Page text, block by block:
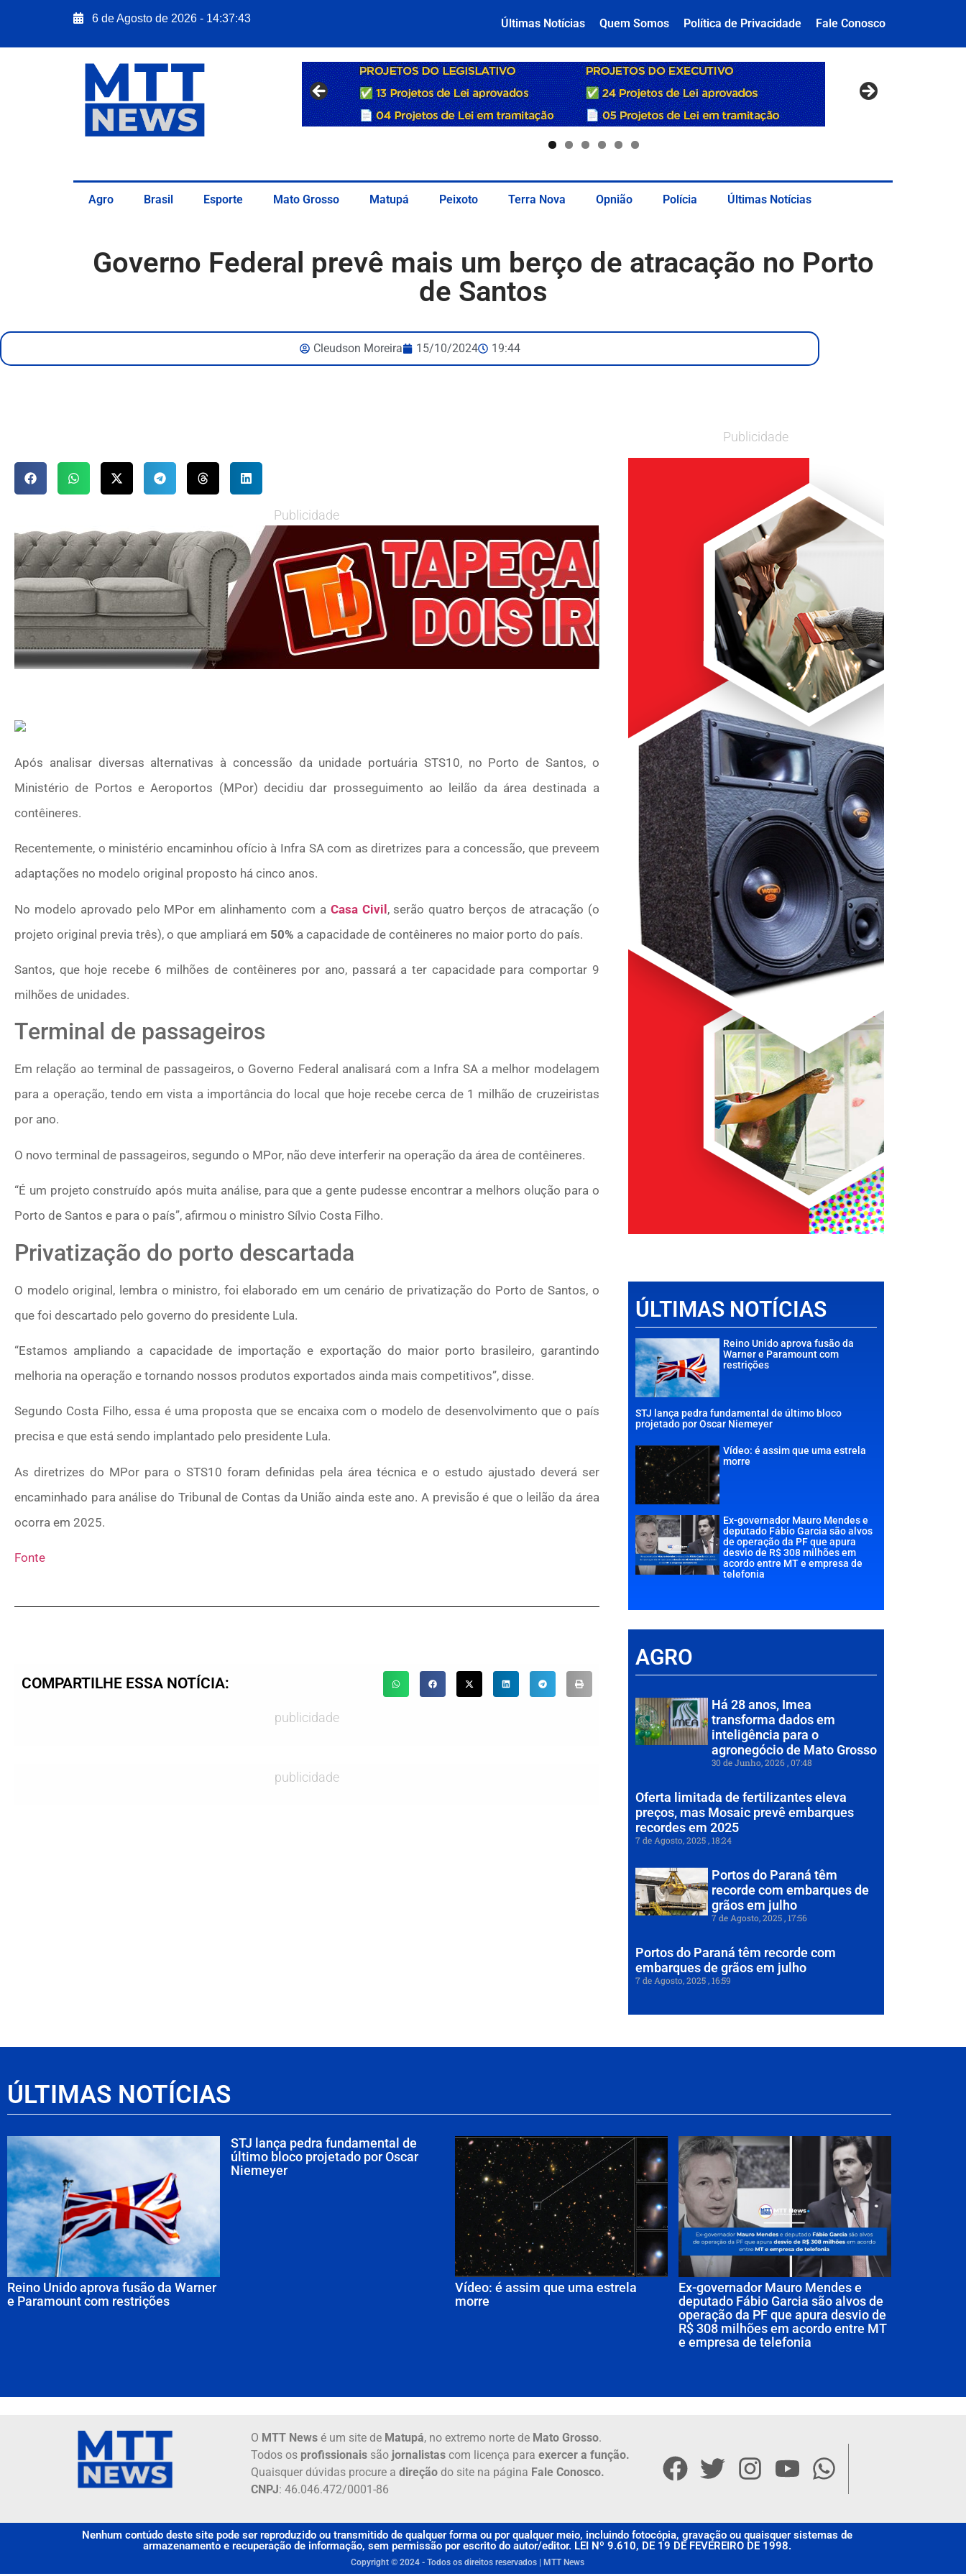
6 de Agosto de 2026 - 14:37:44 Últimas Notícias Quem Somos Política de Privacidade Fale Conosco
Agro Brasil Esporte Mato Grosso Matupá Peixoto Terra Nova Opnião Polícia Últimas Notícias
Governo Federal prevê mais um berço de atracação no Porto
de Santos
Cleudson Moreira 15/10/2024 19:44
Publicidade
Após analisar diversas alternativas à concessão da unidade portuária STS10, no Porto de Santos, o
Ministério de Portos e Aeroportos (MPor) decidiu dar prosseguimento ao leilão da área destinada a
contêineres.
Recentemente, o ministério encaminhou ofício à Infra SA com as diretrizes para a concessão, que preveem
adaptações no modelo original proposto há cinco anos.
No modelo aprovado pelo MPor em alinhamento com a Casa Civil, serão quatro berços de atracação (o
projeto original previa três), o que ampliará em 50% a capacidade de contêineres no maior porto do país.
Santos, que hoje recebe 6 milhões de contêineres por ano, passará a ter capacidade para comportar 9
milhões de unidades.
Terminal de passageiros
Em relação ao terminal de passageiros, o Governo Federal analisará com a Infra SA a melhor modelagem
para a operação, tendo em vista a importância do local que hoje recebe cerca de 1 milhão de cruzeiristas
por ano.
O novo terminal de passageiros, segundo o MPor, não deve interferir na operação da área de contêineres.
“É um projeto construído após muita análise, para que a gente pudesse encontrar a melhors olução para o
Porto de Santos e para o país”, afirmou o ministro Sílvio Costa Filho.
Privatização do porto descartada
O modelo original, lembra o ministro, foi elaborado em um cenário de privatização do Porto de Santos, o
que foi descartado pelo governo do presidente Lula.
“Estamos ampliando a capacidade de importação e exportação do maior porto brasileiro, garantindo
melhoria na operação e tornando nossos produtos exportados ainda mais competitivos”, disse.
Segundo Costa Filho, essa é uma proposta que se encaixa com o modelo de desenvolvimento que o país
precisa e que está sendo implantado pelo presidente Lula.
As diretrizes do MPor para o STS10 foram definidas pela área técnica e o estudo ajustado deverá ser
encaminhado para análise do Tribunal de Contas da União ainda este ano. A previsão é que o leilão da área
ocorra em 2025.
Fonte
COMPARTILHE ESSA NOTÍCIA:
publicidade
publicidade
Publicidade
ÚLTIMAS NOTÍCIAS
Reino Unido aprova fusão da
Warner e Paramount com
restrições
STJ lança pedra fundamental de último bloco
projetado por Oscar Niemeyer
Vídeo: é assim que uma estrela
morre
Ex-governador Mauro Mendes e
deputado Fábio Garcia são alvos
de operação da PF que apura
desvio de R$ 308 milhões em
acordo entre MT e empresa de
telefonia
AGRO
Há 28 anos, Imea
transforma dados em
inteligência para o
agronegócio de Mato Grosso
30 de Junho, 2026 07:48
Oferta limitada de fertilizantes eleva
preços, mas Mosaic prevê embarques
recordes em 2025
7 de Agosto, 2025 18:24
Portos do Paraná têm
recorde com embarques de
grãos em julho
7 de Agosto, 2025 17:56
Portos do Paraná têm recorde com
embarques de grãos em julho
7 de Agosto, 2025 16:59
ÚLTIMAS NOTÍCIAS
Reino Unido aprova fusão da Warner
e Paramount com restrições
STJ lança pedra fundamental de
último bloco projetado por Oscar
Niemeyer
Vídeo: é assim que uma estrela
morre
Ex-governador Mauro Mendes e
deputado Fábio Garcia são alvos de
operação da PF que apura desvio de
R$ 308 milhões em acordo entre MT
e empresa de telefonia
O MTT Newsé um site de Matupá, no extremo norte de Mato Grosso.
Todos os profissionaissão jornalistascom licença para exercer a função.
Quaisquer dúvidas procure a direçãodo site na página Fale Conosco.
CNPJ: 46.046.472/0001-86
Nenhum contúdo deste site pode ser reproduzido ou transmitido de qualquer forma ou por qualquer meio, incluindo fotocópia, gravação ou quaisquer sistemas de
armazenamento e recuperação de informação, sem permissão por escrito do autor/editor. LEI Nº 9.610, DE 19 DE FEVEREIRO DE 1998.
Copyright © 2024 - Todos os direitos reservados | MTT News